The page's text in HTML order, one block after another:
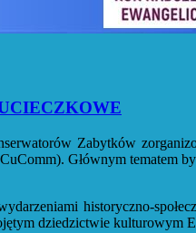
Zabytków
Głównym tematem
historyczno-
dziedzictwie kulturowym